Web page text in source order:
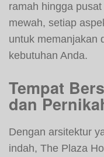
ramah hingga
mewah, setiap
untuk memanjakan
kebutuhan Anda.
Tempat
dan
Dengan arsitektur
indah, The Plaza